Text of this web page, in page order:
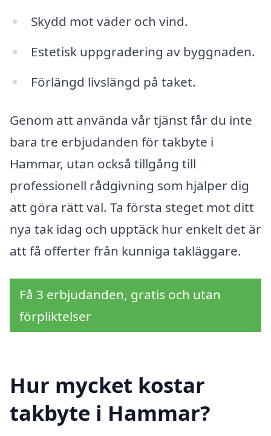
Skydd mot väder och vind.
Estetisk uppgradering av byggnaden.
Förlängd livslängd på taket.
Genom att använda vår tjänst får du inte
bara tre erbjudanden för takbyte i
Hammar, utan också tillgång till
professionell rådgivning som hjälper dig
att göra rätt val. Ta första steget mot ditt
nya tak idag och upptäck hur enkelt det är
att få offerter från kunniga takläggare.
Få 3 erbjudanden, gratis och utan
förpliktelser
Hur mycket kostar
takbyte i Hammar?